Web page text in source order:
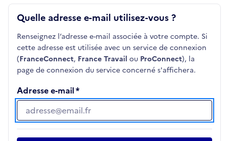
Quelle adresse e-mail utilisez-vous ?
Renseignez l’adresse e-mail associée à votre compte. Si
cette adresse est utilisée avec un service de connexion
(FranceConnect, France Travail ou ProConnect), la
page de connexion du service concerné s'affichera.
Adresse e-mail
Adresse e-mail